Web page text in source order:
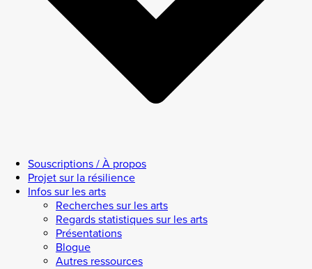
Souscriptions / À propos
Projet sur la résilience
Infos sur les arts
Recherches sur les arts
Regards statistiques sur les arts
Présentations
Blogue
Autres ressources